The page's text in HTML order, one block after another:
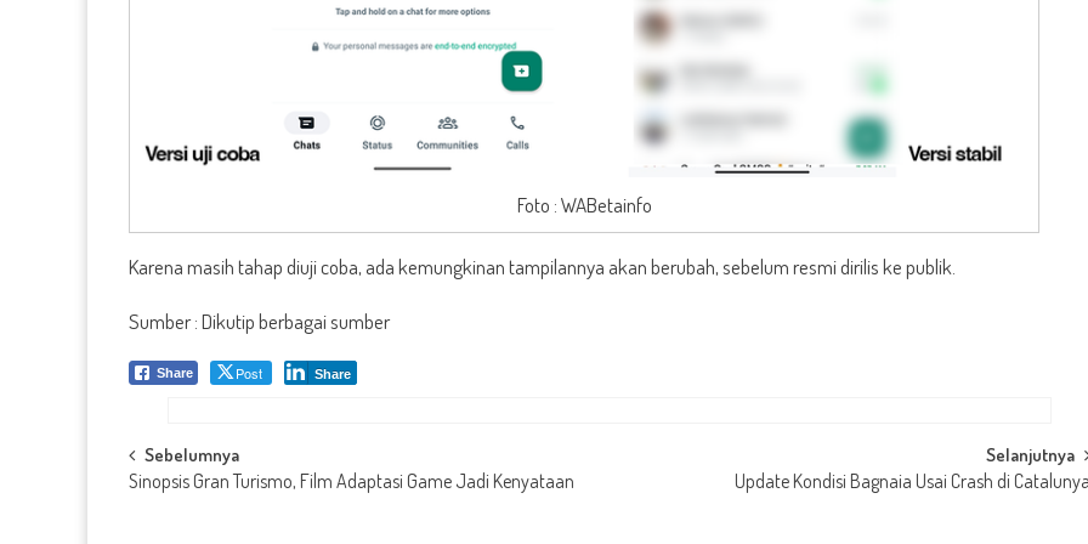
Foto : WABetainfo
Karena masih tahap diuji coba, ada kemungkinan tampilannya akan berubah, sebelum resmi dirilis ke publik.
Sumber : Dikutip berbagai sumber
Share Post Share
Post
navigation
Sebelumnya
Sinopsis Gran Turismo, Film Adaptasi Game Jadi Kenyataan
Selanjutnya
Update Kondisi Bagnaia Usai Crash di